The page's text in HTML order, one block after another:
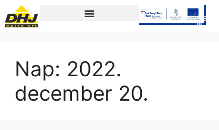
Nap: 2022.
december 20.